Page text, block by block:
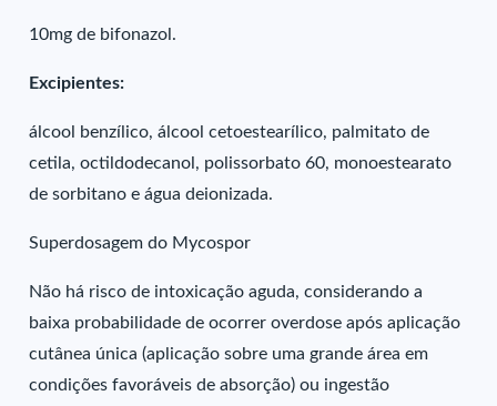
10mg de bifonazol.
Excipientes:
álcool benzílico, álcool cetoestearílico, palmitato de
cetila, octildodecanol, polissorbato 60, monoestearato
de sorbitano e água deionizada.
Superdosagem do Mycospor
Não há risco de intoxicação aguda, considerando a
baixa probabilidade de ocorrer overdose após aplicação
cutânea única (aplicação sobre uma grande área em
condições favoráveis de absorção) ou ingestão